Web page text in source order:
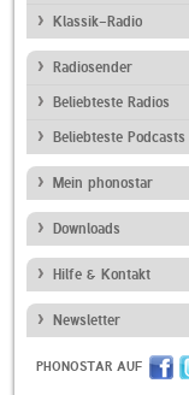
Klassik-Radio
Radiosender
Beliebteste Radios
Beliebteste Podcasts
Mein phonostar
Downloads
Hilfe & Kontakt
Newsletter
PHONOSTAR AUF